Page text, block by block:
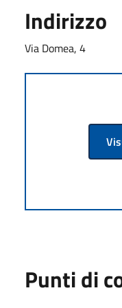
Indirizzo
Via Domea, 4
Punti di